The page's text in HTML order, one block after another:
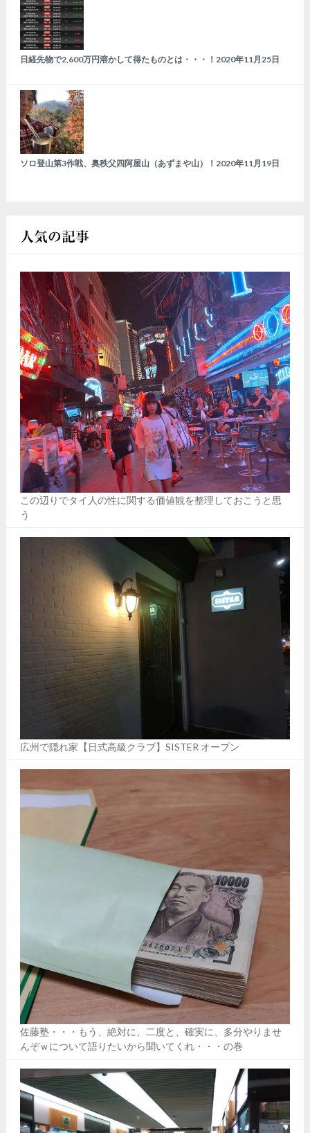
日経先物で2,600万円溶かして得たものとは・・・！ 2020年11月25日
ソロ登山第3作戦、奥秩父四阿屋山（あずまや山）！ 2020年11月19日
人気の記事
この辺りでタイ人の性に関する価値観を整理しておこうと思
う
広州で隠れ家【日式高級クラブ】SISTER オープン
佐藤塾・・・もう、絶対に、二度と、確実に、多分やりませ
んぞｗについて語りたいから聞いてくれ・・・の巻